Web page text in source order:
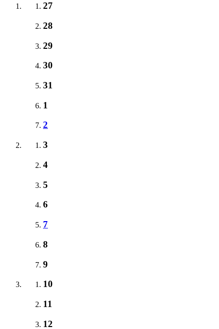
27
28
29
30
31
1
2
3
4
5
6
7
8
9
10
11
12